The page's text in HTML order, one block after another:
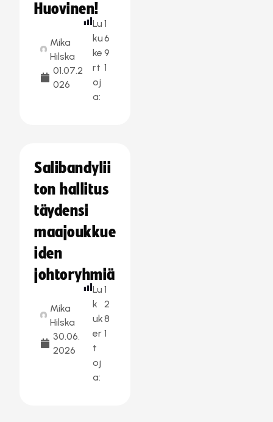
Huovinen!
Mika
Hilska
01.07.2
026
Lu
ku
ke
rt
oj
a:
1
6
9
1
Salibandylii
ton hallitus
täydensi
maajoukkue
iden
johtoryhmiä
Mika
Hilska
30.06.
2026
Lu
k
uk
er
t
oj
a:
1
2
8
1